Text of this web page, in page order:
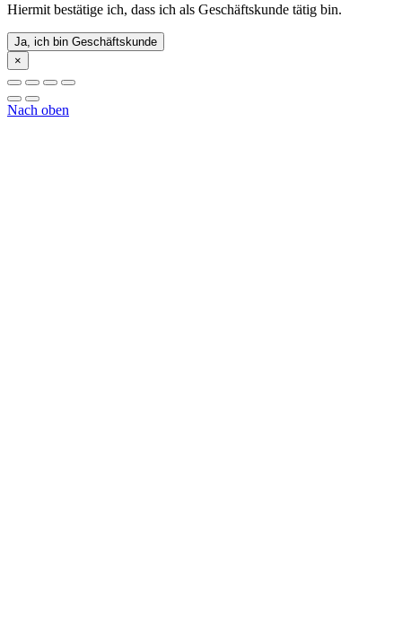
Hiermit bestätige ich, dass ich als Geschäftskunde tätig bin.
Ja, ich bin Geschäftskunde
×
Nach oben